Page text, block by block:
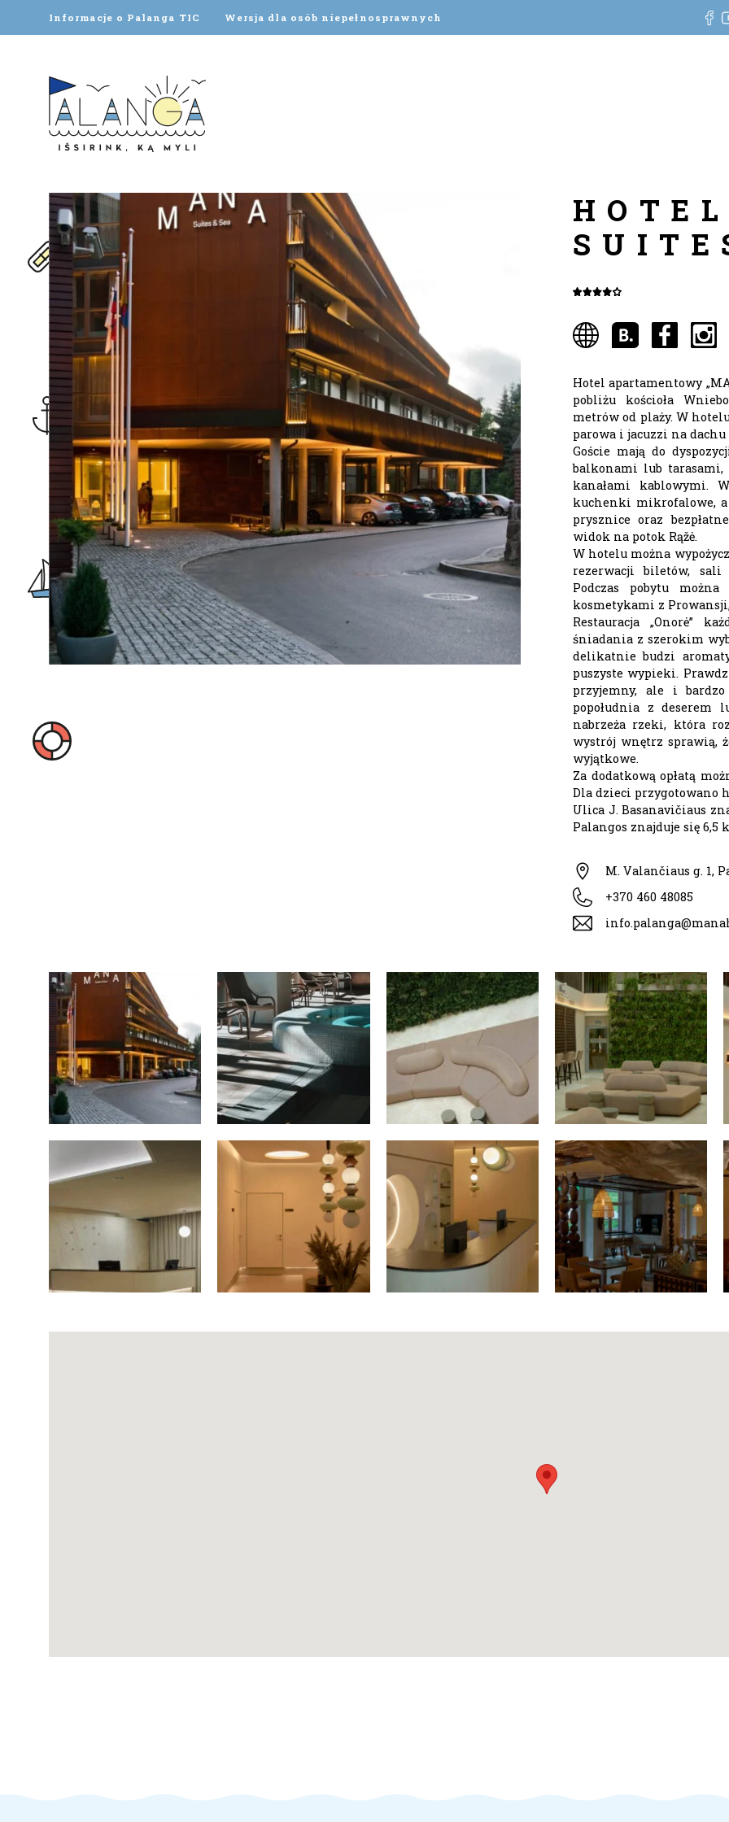
Informacje o Palanga TIC Wersja dla osób niepełnosprawnych
Hotel apartamentowy
pobliżu kościoła
metrów od plaży. W
parowa i jacuzzi na dachu
Goście mają do
balkonami lub
kanałami kablowymi.
kuchenki mikrofalowe, a
prysznice oraz
widok na potok Rąžė.
W hotelu można
rezerwacji biletów,
Podczas pobytu
kosmetykami z
Restauracja „Onorė”
śniadania z szerokim
delikatnie budzi
puszyste wypieki.
przyjemny, ale i
popołudnia z deserem
nabrzeża rzeki, która
wystrój wnętrz sprawią,
wyjątkowe.
Za dodatkową opłatą
Dla dzieci przygotowano
Ulica J. Basanavičiaus
Palangos znajduje się 6,5
M. Valančiaus g. 1,
+370 460 48085